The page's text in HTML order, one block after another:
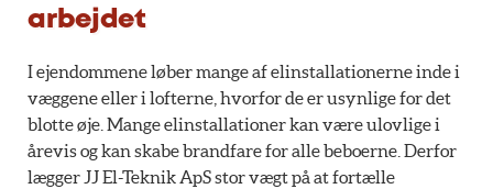
arbejdet
I ejendommene løber mange af elinstallationerne inde i
væggene eller i lofterne, hvorfor de er usynlige for det
blotte øje. Mange elinstallationer kan være ulovlige i
årevis og kan skabe brandfare for alle beboerne. Derfor
lægger JJ El-Teknik ApS stor vægt på at fortælle